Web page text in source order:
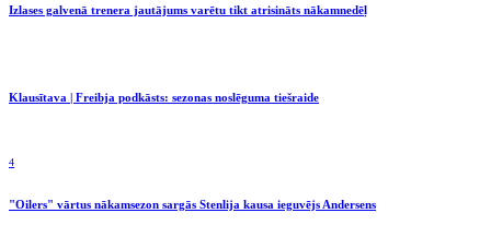
Izlases galvenā trenera jautājums varētu tikt atrisināts nākamnedēļ
Klausītava | Freibja podkāsts: sezonas noslēguma tiešraide
4
"Oilers" vārtus nākamsezon sargās Stenlija kausa ieguvējs Andersens